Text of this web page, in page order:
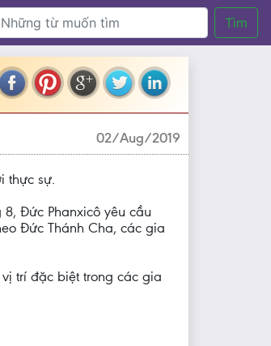
Tìm
02/Aug/2019
thực sự.
Đức Phanxicô yêu cầu
Đức Thánh Cha, các gia
trí đặc biệt trong các gia